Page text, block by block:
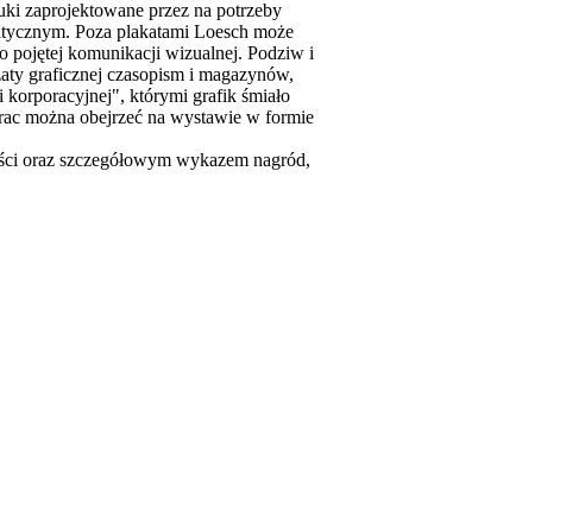
zaprojektowane przez na potrzeby
Poza plakatami Loesch może
pojętej komunikacji wizualnej. Podziw i
graficznej czasopism i magazynów,
korporacyjnej", którymi grafik śmiało
można obejrzeć na wystawie w formie
oraz szczegółowym wykazem nagród,